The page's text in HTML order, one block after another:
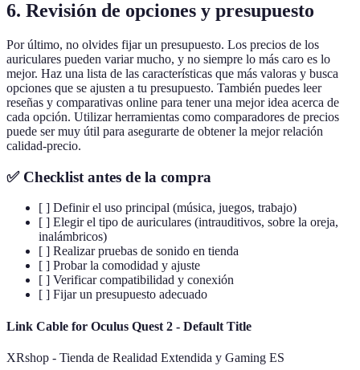
6. Revisión de opciones y presupuesto
Por último, no olvides fijar un presupuesto. Los precios de los
auriculares pueden variar mucho, y no siempre lo más caro es lo
mejor. Haz una lista de las características que más valoras y busca
opciones que se ajusten a tu presupuesto. También puedes leer
reseñas y comparativas online para tener una mejor idea acerca de
cada opción. Utilizar herramientas como comparadores de precios
puede ser muy útil para asegurarte de obtener la mejor relación
calidad-precio.
✅ Checklist antes de la compra
[ ] Definir el uso principal (música, juegos, trabajo)
[ ] Elegir el tipo de auriculares (intrauditivos, sobre la oreja,
inalámbricos)
[ ] Realizar pruebas de sonido en tienda
[ ] Probar la comodidad y ajuste
[ ] Verificar compatibilidad y conexión
[ ] Fijar un presupuesto adecuado
Link Cable for Oculus Quest 2 - Default Title
XRshop - Tienda de Realidad Extendida y Gaming ES